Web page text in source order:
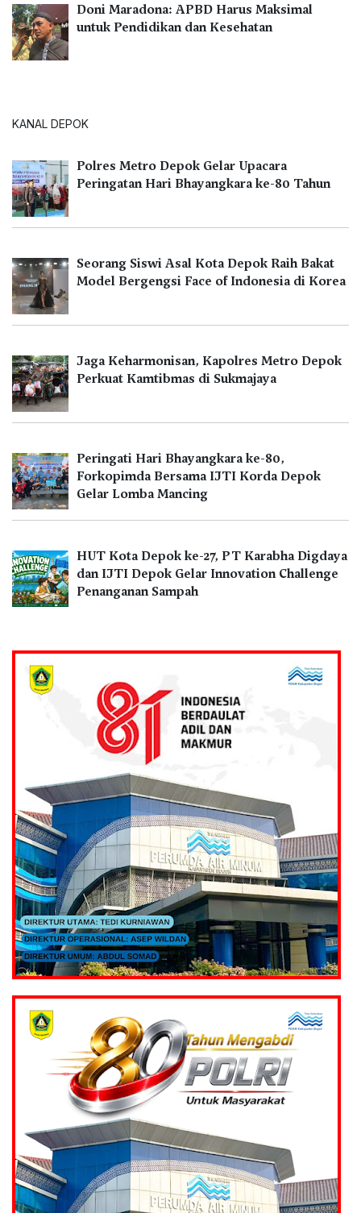
Doni Maradona: APBD Harus Maksimal
untuk Pendidikan dan Kesehatan
KANAL DEPOK
Polres Metro Depok Gelar Upacara
Peringatan Hari Bhayangkara ke-80 Tahun
Seorang Siswi Asal Kota Depok Raih Bakat
Model Bergengsi Face of Indonesia di Korea
Jaga Keharmonisan, Kapolres Metro Depok
Perkuat Kamtibmas di Sukmajaya
Peringati Hari Bhayangkara ke-80,
Forkopimda Bersama IJTI Korda Depok
Gelar Lomba Mancing
HUT Kota Depok ke-27, PT Karabha Digdaya
dan IJTI Depok Gelar Innovation Challenge
Penanganan Sampah